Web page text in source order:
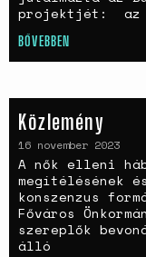
projektjét: az
BŐVEBBEN
Közlemény
16 november 2023
A nők elleni
megítélésének
konszenzus
Főváros
szereplők
álló